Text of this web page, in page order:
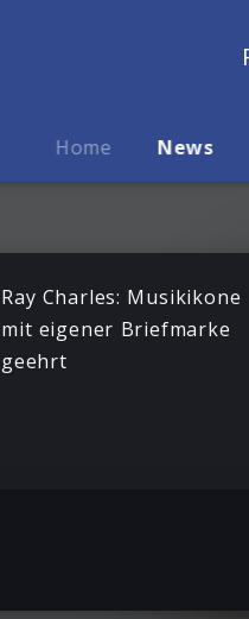
Home News
Ray Charles: Musikikone
mit eigener Briefmarke
geehrt